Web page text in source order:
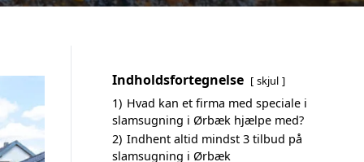
Indholdsfortegnelse skjul
1) Hvad kan et firma med speciale i
slamsugning i Ørbæk hjælpe med?
2) Indhent altid mindst 3 tilbud på
slamsugning i Ørbæk